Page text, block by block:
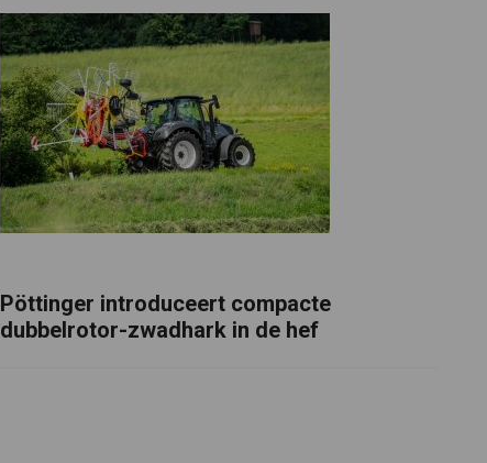
Pöttinger introduceert compacte
dubbelrotor-zwadhark in de hef